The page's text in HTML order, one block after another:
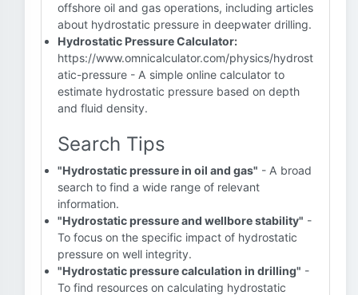
offshore oil and gas operations, including articles
about hydrostatic pressure in deepwater drilling.
Hydrostatic Pressure Calculator:
https://www.omnicalculator.com/physics/hydrost
atic-pressure - A simple online calculator to
estimate hydrostatic pressure based on depth
and fluid density.
Search Tips
"Hydrostatic pressure in oil and gas" - A broad
search to find a wide range of relevant
information.
"Hydrostatic pressure and wellbore stability" -
To focus on the specific impact of hydrostatic
pressure on well integrity.
"Hydrostatic pressure calculation in drilling" -
To find resources on calculating hydrostatic